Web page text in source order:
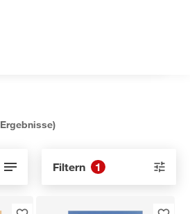
Ergebnisse)
Filtern 1